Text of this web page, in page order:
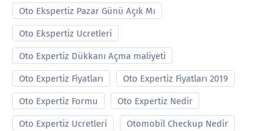
Oto Ekspertiz Pazar Günü Açık Mı
Oto Ekspertiz Ucretleri
Oto Expertiz Dükkanı Açma maliyeti
Oto Expertiz Fiyatları Oto Expertiz Fiyatları 2019
Oto Expertiz Formu Oto Expertiz Nedir
Oto Expertiz Ucretleri Otomobil Checkup Nedir